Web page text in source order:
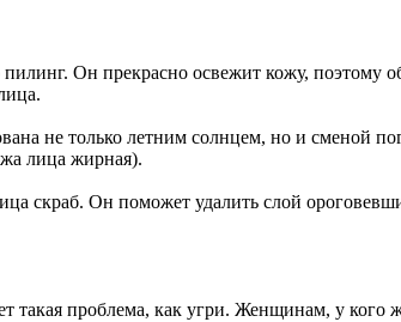
Он прекрасно освежит кожу, поэтому
не только летним солнцем, но и сменой
лица жирная).
скраб. Он поможет удалить слой
такая проблема, как угри. Женщинам, у кого